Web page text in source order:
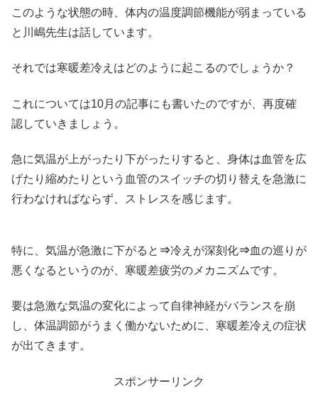
このような状態の時、体内の温度調節機能が弱まっている
と川嶋先生は話しています。
それでは寒暖差冷えはどのように起こるのでしょうか？
これについては10月の記事にも書いたのですが、再度確
認していきましょう。
急に気温が上がったり下がったりすると、身体は血管を広
げたり縮めたりという血管のスイッチの切り替えを急激に
行わなければならず、ストレスを感じます。
特に、気温が急激に下がると ⇒冷えが深刻化⇒血の巡りが
悪くなるというのが、寒暖差疲労のメカニズムです。
要は急激な気温の変化によって自律神経がバランスを崩
し、体温調節がうまく働かないために、寒暖差冷えの症状
が出てきます。
スポンサーリンク